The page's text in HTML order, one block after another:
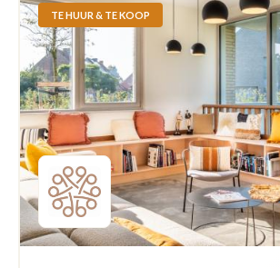
TE HUUR & TE KOOP